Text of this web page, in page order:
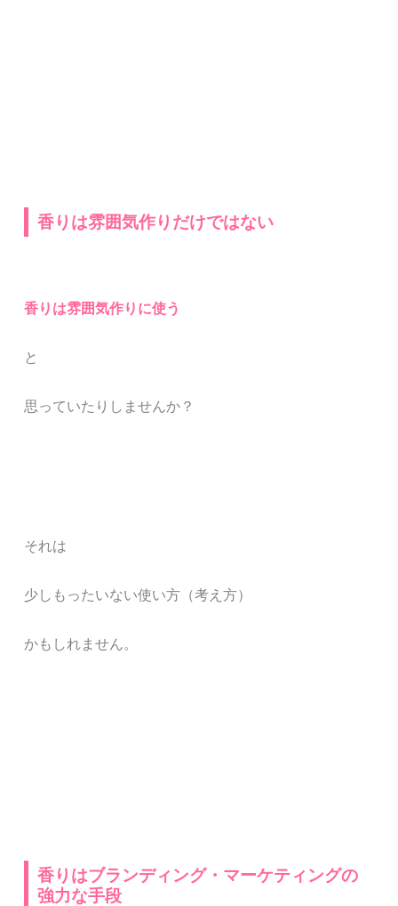
香りは雰囲気作りだけではない
香りは雰囲気作りに使う
と
思っていたりし ませんか？
それは
少しもったいない使い方（考え方）
かもしれません。
香りはブランディング・マーケティングの
強力な手段